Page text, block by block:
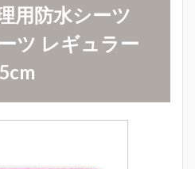
用防水シーツ
ツ レギュラー